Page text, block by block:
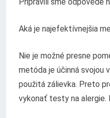
Aká je najefektívnejšia
Nie je možné presne
metóda je účinná svojou
použitá zálievka. Preto
vykonať testy na alergie.